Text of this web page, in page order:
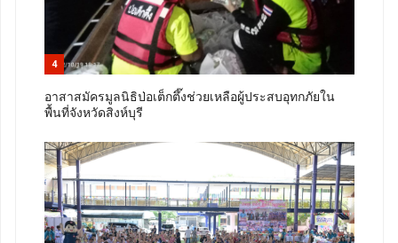
4
อาสาสมัครมูลนิธิป่อเต็กตึ๊งช่วยเหลือผู้ประสบอุทกภัยใน
พื้นที่จังหวัดสิงห์บุรี